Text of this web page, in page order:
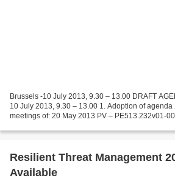
Brussels -10 July 2013, 9.30 – 13.00 DRAFT
10 July 2013, 9.30 – 13.00 1. Adoption of
meetings of: 20 May 2013 PV – PE513.232v01-
Resilient Threat Management
Available